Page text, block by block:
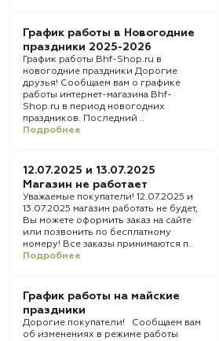
График работы в Новогодние
праздники 2025-2026
График работы Bhf-Shop.ru в
новогодние праздники Дорогие
друзья! Сообщаем вам о графике
работы интернет-магазина Bhf-
Shop.ru в период новогодних
праздников. Последний ..
Подробнее
12.07.2025 и 13.07.2025
Магазин не работает
Уважаемые покупатели! 12.07.2025 и
13.07.2025 магазин работать не будет,
Вы можете оформить заказ на сайте
или позвонить по бесплатному
номеру! Все заказы принимаются п..
Подробнее
График работы на майские
праздники
Дорогие покупатели! Сообщаем вам
об изменениях в режиме работы